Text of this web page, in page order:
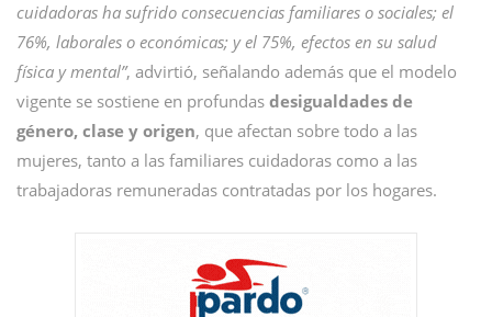
cuidadoras ha sufrido consecuencias familiares o sociales; el
76%, laborales o económicas; y el 75%, efectos en su salud
física y mental”, advirtió, señalando además que el modelo
vigente se sostiene en profundas desigualdades de
género, clase y origen, que afectan sobre todo a las
mujeres, tanto a las familiares cuidadoras como a las
trabajadoras remuneradas contratadas por los hogares.